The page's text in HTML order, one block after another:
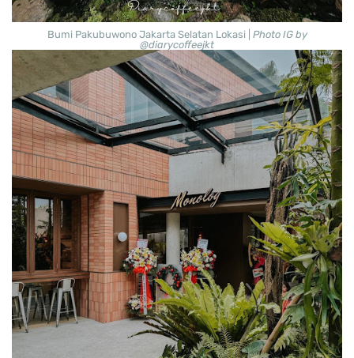
Bumi Pakubuwono Jakarta Selatan Lokasi | Photo IG by
@diarycoffeejkt